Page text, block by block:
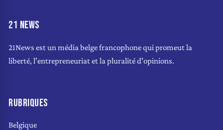
21 NEWS
21News est un média belge francophone qui promeut la
liberté, l'entrepreneuriat et la pluralité d'opinions.
RUBRIQUES
Belgique